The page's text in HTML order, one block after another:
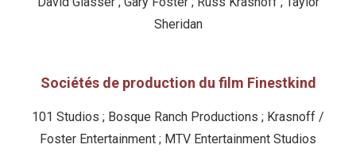
Sheridan
Sociétés de production du film Finestkind
101 Studios ; Bosque Ranch Productions ; Krasnoff /
Foster Entertainment ; MTV Entertainment Studios